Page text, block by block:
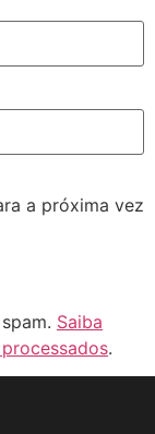
a próxima vez
Saiba
.